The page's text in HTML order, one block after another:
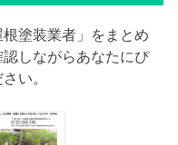
塗装業者」をまとめ
しながらあなたにぴ
い。